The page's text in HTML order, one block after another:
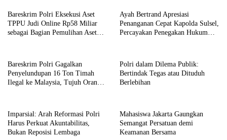
Bareskrim Polri Eksekusi Aset
TPPU Judi Online Rp58 Miliar
sebagai Bagian Pemulihan Aset
Ayah Bertrand Apresiasi
Penanganan Cepat Kapolda Sulsel,
Percayakan Penegakan Hukum
Bareskrim Polri Gagalkan
Penyelundupan 16 Ton Timah
Ilegal ke Malaysia, Tujuh Orang
Polri dalam Dilema Publik:
Bertindak Tegas atau Dituduh
Berlebihan
Imparsial: Arah Reformasi Polri
Harus Perkuat Akuntabilitas,
Bukan Reposisi Lembaga
Mahasiswa Jakarta Gaungkan
Semangat Persatuan demi
Keamanan Bersama